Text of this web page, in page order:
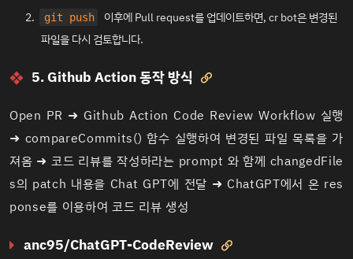
git push
이후에 Pull request를 업데이트하면, cr bot은 변경된
파일을 다시 검토합니다.
5. Github Action 동작 방식 
Open PR ➜ Github Action Code Review Workflow 실행
➜ compareCommits() 함수 실행하여 변경된 파일 목록을 가
져옴 ➜ 코드 리뷰를 작성하라는 prompt 와 함께 changedFile
s의 patch 내용을 Chat GPT에 전달 ➜ ChatGPT에서 온 res
ponse를 이용하여 코드 리뷰 생성
anc95/ChatGPT-CodeReview 